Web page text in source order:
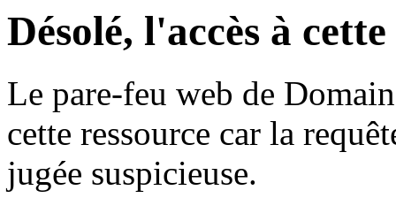
Désolé, l'accès à
Le pare-feu web de
cette ressource car la
jugée suspicieuse.